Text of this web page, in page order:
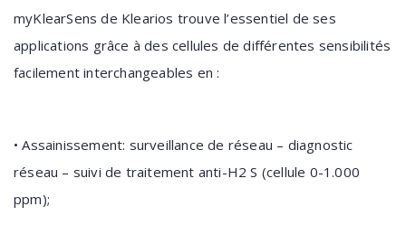
myKlearSens de Klearios trouve l’essentiel de ses
applications grâce à des cellules de différentes sensibilités
facilement interchangeables en :
• Assainissement: surveillance de réseau – diagnostic
réseau – suivi de traitement anti-H2 S (cellule 0-1.000
ppm);